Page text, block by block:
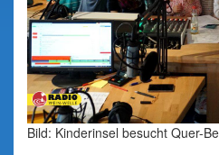
Bild: Kinderinsel besucht Quer-